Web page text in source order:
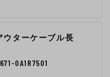
ウターケーブル長
0A1R7501